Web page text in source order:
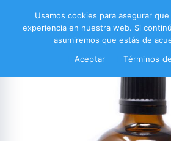
Usamos cookies para asegurar
experiencia en nuestra web. Si
asumiremos que estás de
Aceptar
Términos